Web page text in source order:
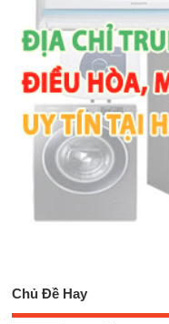
Chủ Đề Hay